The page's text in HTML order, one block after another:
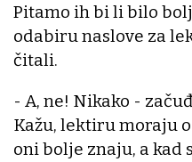
Pitamo ih bi li bilo
odabiru naslove za
čitali.
- A, ne! Nikako -
Kažu, lektiru moraju
oni bolje znaju, a kad